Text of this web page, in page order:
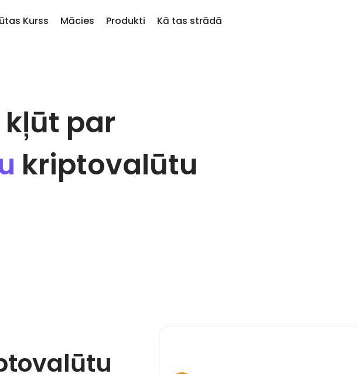
Kurss
Ja es būtu nopircis 100 €
vērtībā…
Mācies Produkti
Kripto maiņa
Vairāk nekā 1000 valūtu pāru
iespējas
Inteliģentie portfeļi
Gudrs veids, kā investēt
kriptovalūtās
Atkārtotie pirkumi
Regulāri plānotie ieguldījumi (DCA)
Kā tas strādā
kļūt par
kriptovalūtu